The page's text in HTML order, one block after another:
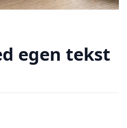
egen tekst